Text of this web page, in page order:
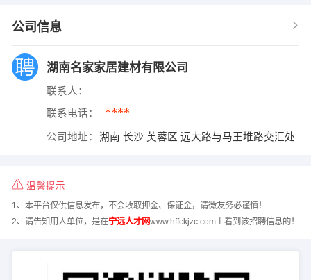
公司信息
湖南名家家居建材有限公司
联系人：
联系电话： ****
公司地址： 湖南 长沙 芙蓉区 远大路与马王堆路交汇处
温馨提示
1、本平台仅供信息发布，不会收取押金、保证金，请微友务必谨慎！
2、请告知用人单位，是在宁远人才网www.hffckjzc.com上看到该招聘信息的！